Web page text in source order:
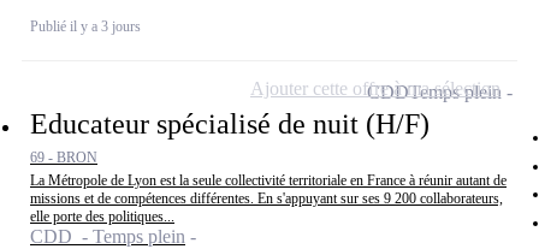
Publié il y a 3 jours
Educateur spécialisé de nuit (H/F)
69 - BRON
La Métropole de Lyon est la seule collectivité territoriale en France à réunir autant de
missions et de compétences différentes. En s'appuyant sur ses 9 200 collaborateurs,
elle porte des politiques...
CDD - Temps plein
CDDTemps plein
Ajouter cette offre à ma sélection